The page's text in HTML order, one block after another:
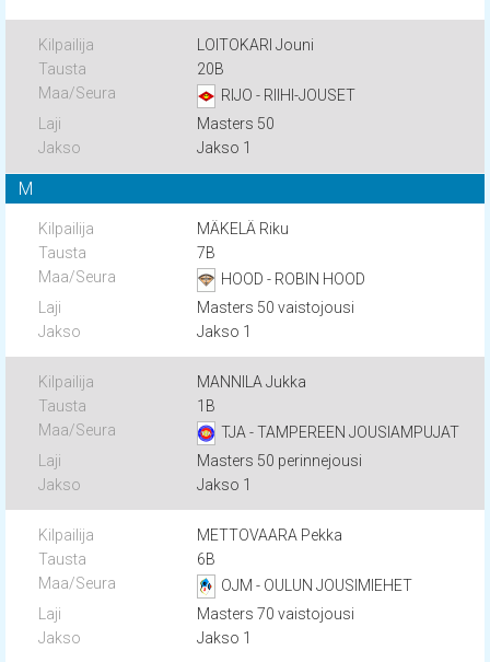
LOITOKARI Jouni
20B
RIJO - RIIHI-JOUSET
Masters 50
Jakso 1
M
MÄKELÄ Riku
7B
HOOD - ROBIN HOOD
Masters 50 vaistojousi
Jakso 1
MANNILA Jukka
1B
TJA - TAMPEREEN JOUSIAMPUJAT
Masters 50 perinnejousi
Jakso 1
METTOVAARA Pekka
6B
OJM - OULUN JOUSIMIEHET
Masters 70 vaistojousi
Jakso 1